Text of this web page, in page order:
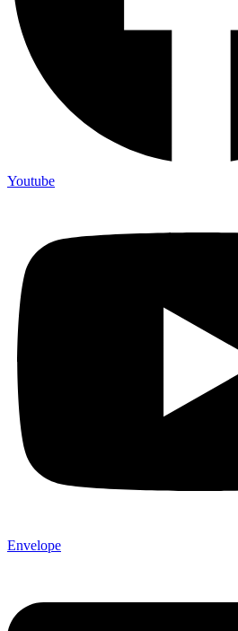
Youtube
Envelope